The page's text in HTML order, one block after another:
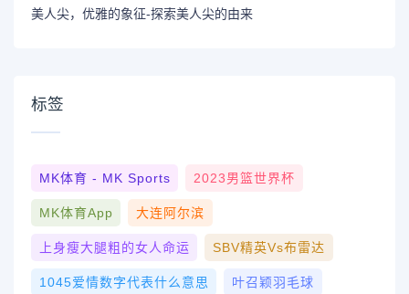
美人尖，优雅的象征-探索美人尖的由来
标签
MK体育 - MK Sports 2023男篮世界杯
MK体育App 大连阿尔滨
上身瘦大腿粗的女人命运 SBV精英vs布雷达
1045爱情数字代表什么意思 叶召颖羽毛球